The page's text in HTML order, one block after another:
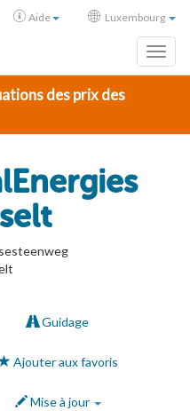
Aide Luxembourg
des prix des
Guidage
Ajouter aux favoris
Mise à jour